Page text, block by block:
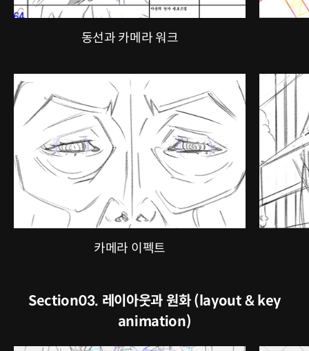
동선과 카메라 워크
카메라 이펙트
Section03. 레이아웃과 원화 (layout & key
animation)